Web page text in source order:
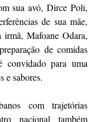
sua avó, Dirce Poli,
de sua mãe,
Mafoane Odara,
de comidas
para uma
e sabores.
com trajetórias
nacional também